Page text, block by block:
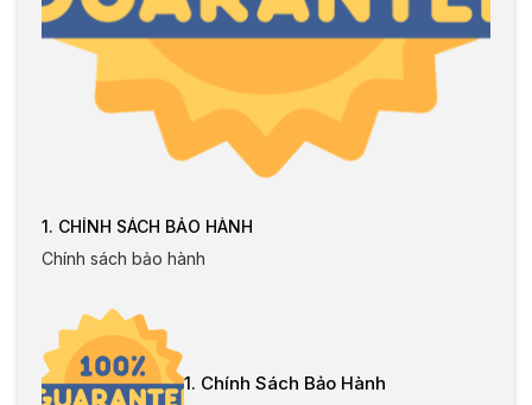
1. CHÍNH SÁCH BẢO HÀNH
Chính sách bảo hành
1. Chính Sách Bảo Hành